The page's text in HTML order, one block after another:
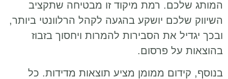
המותג שלכם. רמת מיקוד זו מבטיחה שתקציב
השיווק שלכם יושקע בהגעה לקהל הרלוונטי ביותר,
ובכך יגדיל את הסבירות להמרות ויחסוך בזבוז
בהוצאות על פרסום.
בנוסף, קידום ממומן מציע תוצאות מדידות. כל